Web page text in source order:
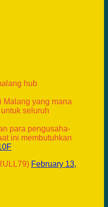
hub
Malang yang mana
seluruh
para pengusaha-
ini membutuhkan
February 13,